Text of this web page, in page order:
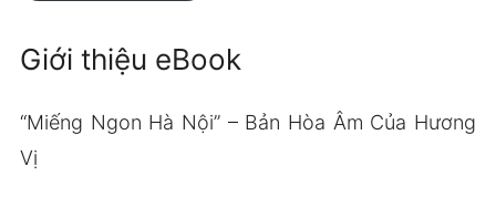
Giới thiệu eBook
“Miếng Ngon Hà Nội” – Bản Hòa Âm Của Hương
Vị